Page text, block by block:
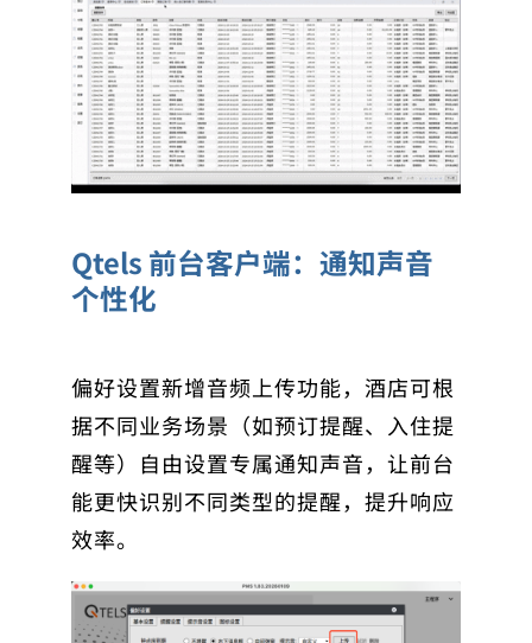
Qtels 前台客户端：通知声音
个性化
偏好设置新增音频上传功能，酒店可根
据不同业务场景（如预订提醒、入住提
醒等）自由设置专属通知声音，让前台
能更快识别不同类型的提醒，提升响应
效率。